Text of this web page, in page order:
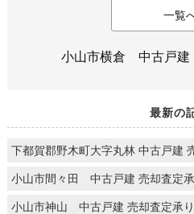
一覧
小山市横倉 中古戸
最新の
下都賀郡野木町大字丸林 中古戸建
小山市間々田 中古戸建 売却査定
小山市神山 中古戸建 売却査定承